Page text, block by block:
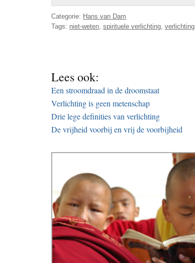
Categorie: Hans van Dam
Tags: niet-weten spirituele verlichting verlichting
Lees ook:
Een stroomdraad in de droomstaat
Verlichting is geen metenschap
Drie lege definities van verlichting
De vrijheid voorbij en vrij de voorbijheid